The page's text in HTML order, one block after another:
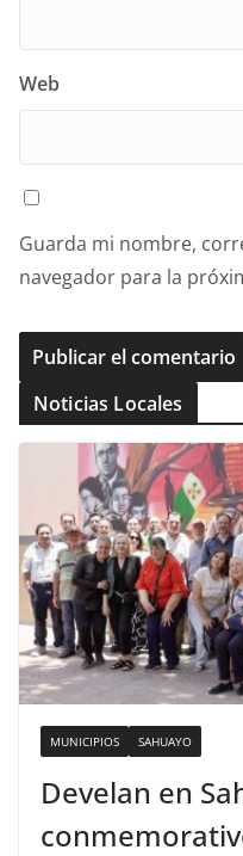
Web
Guarda mi nombre,
navegador para la
Noticias Locales
MUNICIPIOS SAHUAYO
Develan en